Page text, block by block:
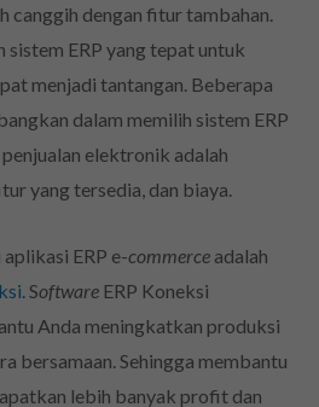
canggih dengan fitur tambahan.
sistem ERP yang tepat untuk
menjadi tantangan. Beberapa
dalam memilih sistem ERP
penjualan elektronik adalah
yang tersedia, dan biaya.
ERP e-commerce adalah
Software ERP Koneksi
Anda meningkatkan produksi
bersamaan. Sehingga membantu
lebih banyak profit dan